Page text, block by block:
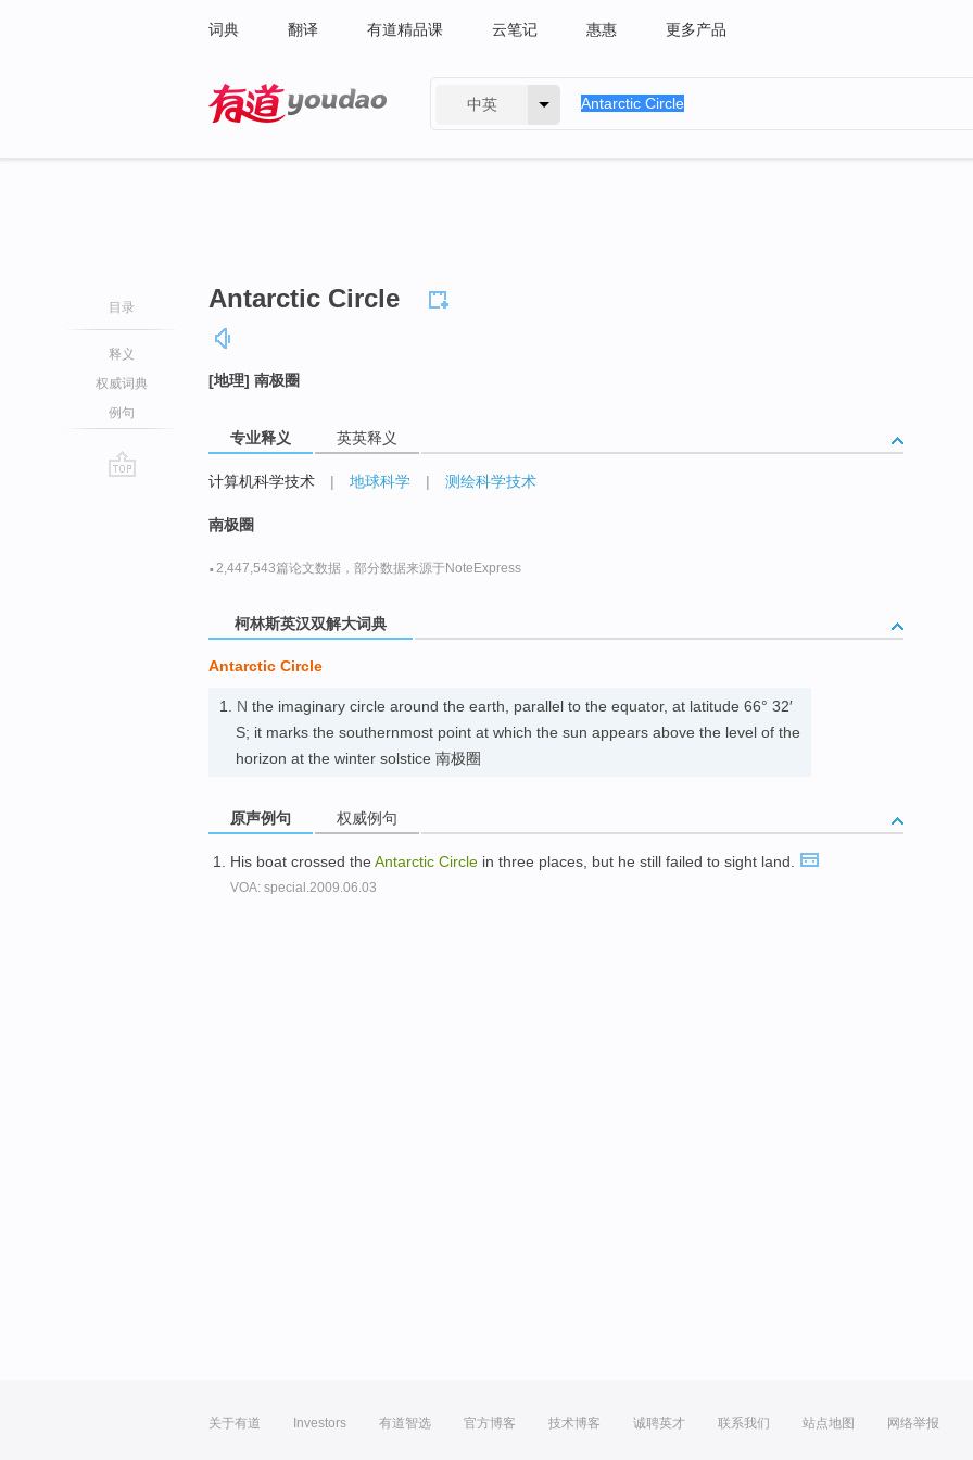
词典 翻译 有道精品课 云笔记 惠惠 更多产品
中英
目录
释义
权威词典
例句
Antarctic Circle
[地理] 南极圈
专业释义 英英释义
计算机科学技术 | 地球科学 | 测绘科学技术
南极圈
· 2,447,543篇论文数据，部分数据来源于NoteExpress
柯林斯英汉双解大词典
Antarctic Circle
1. N the imaginary circle around the earth, parallel to the equator, at latitude 66° 32′
S; it marks the southernmost point at which the sun appears above the level of the
horizon at the winter solstice 南极圈
原声例句 权威例句
His boat crossed the Antarctic Circle in three places, but he still failed to sight land.
VOA: special.2009.06.03
关于有道 Investors 有道智选 官方博客 技术博客 诚聘英才 联系我们 站点地图 网络举报